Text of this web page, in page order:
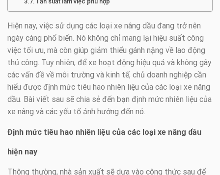
Hiện nay, việc sử dụng các loại xe nâng dầu đang trở nên
ngày càng phổ biến. Nó không chỉ mang lại hiệu suất công
việc tối ưu, mà còn giúp giảm thiểu gánh nặng về lao động
thủ công. Tuy nhiên, để xe hoạt động hiệu quả và không gây
các vấn đề về môi trường và kinh tế, chủ doanh nghiệp cần
hiểu được định mức tiêu hao nhiên liệu của các loại xe nâng
dầu. Bài viết sau sẽ chia sẻ đến bạn định mức nhiên liệu của
xe nâng và các yếu tố ảnh hưởng đến nó.
Định mức tiêu hao nhiên liệu của các loại xe nâng dầu
hiện nay
Thông thường, nhà sản xuất sẽ dựa vào công thức sau để